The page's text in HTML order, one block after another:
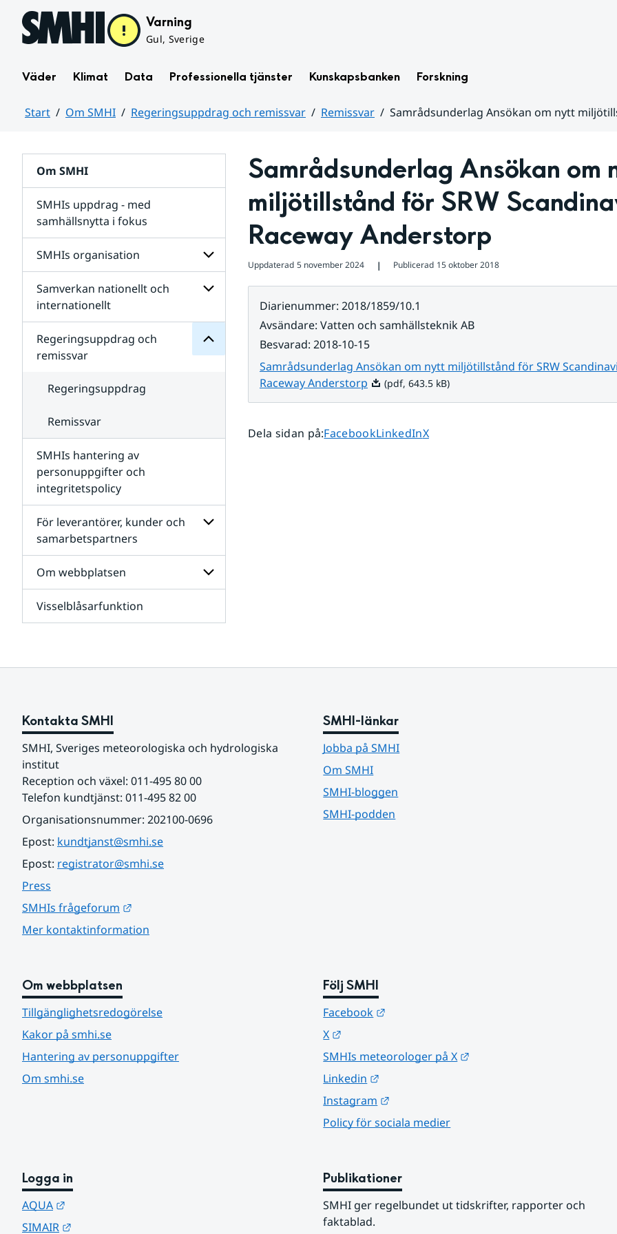
Hoppa till sidans innehåll Varning
Gul, Sverige
Väder Klimat Data Professionella tjänster Kunskapsbanken Forskning
Start Om SMHI Regeringsuppdrag och remissvar Remissvar
Samrådsunderlag Ansökan om nytt
Om SMHI
SMHIs uppdrag - med
samhällsnytta i fokus
SMHIs organisation
Undersidor
organisation
Samverkan nationellt och
internationellt
Undersidor
för
internationellt
Regeringsuppdrag och
remissvar
för
Regeringsuppdrag
remissvar
Regeringsuppdrag
Remissvar
SMHIs hantering av
personuppgifter och
integritetspolicy
För leverantörer, kunder och
samarbetspartners
Undersidor
för
och
Om webbplatsen
för
Visselblåsarfunktion
Samrådsunderlag Ansökan om
miljötillstånd för SRW
Raceway Anderstorp
Uppdaterad 5 november 2024 ❘ Publicerad 15 oktober 2018
Diarienummer: 2018/1859/10.1
Avsändare: Vatten och samhällsteknik AB
Besvarad: 2018-10-15
Samrådsunderlag Ansökan om nytt miljötillstånd för SRW
Raceway AnderstorpPdf, 643.5 kB.
(pdf, 643.5 kB)
Dela sidan på:Dela sidan på
FacebookDela sidan på
LinkedInDela sidan på
X
Kontakta SMHI
SMHI, Sveriges meteorologiska och hydrologiska
institut
Reception och växel: 011-495 80 00
Telefon kundtjänst: 011-495 82 00
Organisationsnummer: 202100-0696
Epost: kundtjanst@smhi.se
Epost: registrator@smhi.se
Press
SMHIs frågeforum
Mer kontaktinformation
SMHI-länkar
Jobba på SMHI
Om SMHI
SMHI-bloggen
SMHI-podden
Om webbplatsen
Tillgänglighetsredogörelse
Kakor på smhi.se
Hantering av personuppgifter
Om smhi.se
Följ SMHI
Facebook
X
SMHIs meteorologer på X
Linkedin
Instagram
Policy för sociala medier
Logga in
AQUA
SIMAIR
Publikationer
SMHI ger regelbundet ut tidskrifter, rapporter och
faktablad.